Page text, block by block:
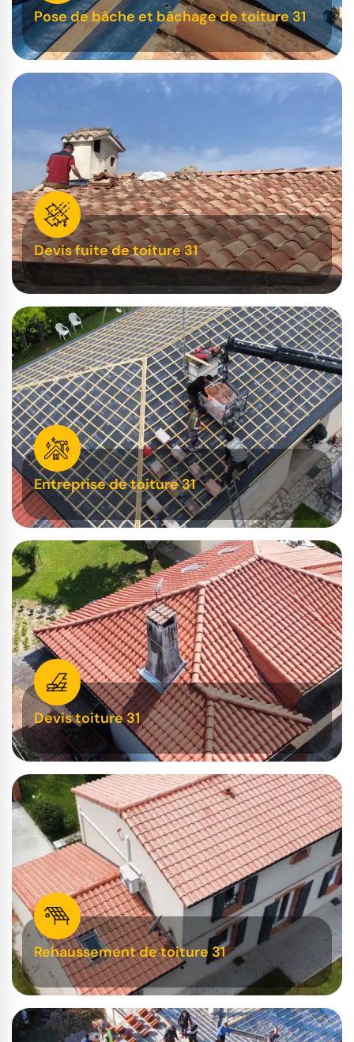
Pose de bâche et bâchage de toiture 31
Devis fuite de toiture 31
Entreprise de toiture 31
Devis toiture 31
Rehaussement de toiture 31